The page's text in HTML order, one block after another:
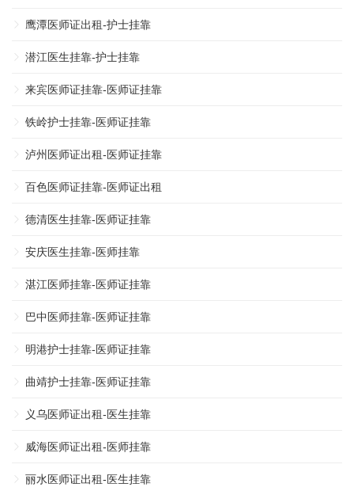
鹰潭医师证出租-护士挂靠
潜江医生挂靠-护士挂靠
来宾医师证挂靠-医师证挂靠
铁岭护士挂靠-医师证挂靠
泸州医师证出租-医师证挂靠
百色医师证挂靠-医师证出租
德清医生挂靠-医师证挂靠
安庆医生挂靠-医师挂靠
湛江医师挂靠-医师证挂靠
巴中医师挂靠-医师证挂靠
明港护士挂靠-医师证挂靠
曲靖护士挂靠-医师证挂靠
义乌医师证出租-医生挂靠
威海医师证出租-医师挂靠
丽水医师证出租-医生挂靠